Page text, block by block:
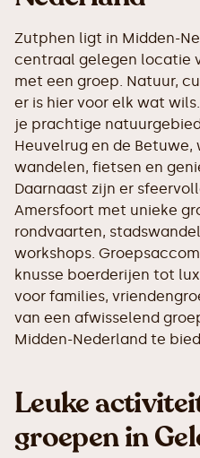
Zutphen ligt in Midden-
centraal gelegen locatie
met een groep. Natuur,
er is hier voor elk wat
je prachtige
Heuvelrug en de Betuwe,
wandelen, fietsen en
Daarnaast zijn er
Amersfoort met unieke
rondvaarten,
workshops.
knusse boerderijen tot
voor families,
van een afwisselend
Midden-Nederland te
Leuke
groepen in